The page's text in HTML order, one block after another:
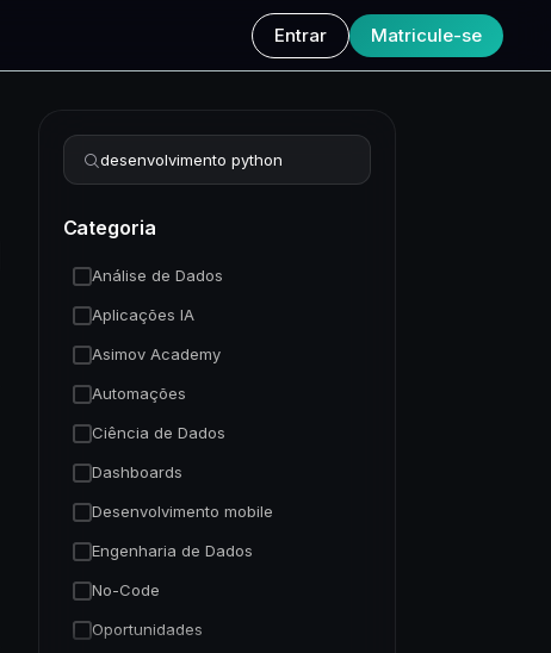
Entrar Matricule-se
Refinar busca
Categoria
Análise de Dados
Aplicações IA
Asimov Academy
Automações
Ciência de Dados
Dashboards
Desenvolvimento mobile
Engenharia de Dados
No-Code
Oportunidades